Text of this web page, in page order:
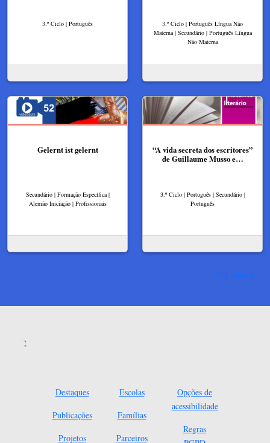
3.º Ciclo | Português
3.º Ciclo | Português Língua Não
Materna | Secundário | Português Língua
Não Materna
Gelernt ist gelernt
Secundário | Formação Específica |
Alemão Iniciação | Profissionais
“A vida secreta dos escritores”
de Guillaume Musso e…
3.º Ciclo | Português | Secundário |
Português
Ver mais
Destaques
Publicações
Projetos
Escolas
Famílias
Parceiros
Opções de
acessibilidade
Regras